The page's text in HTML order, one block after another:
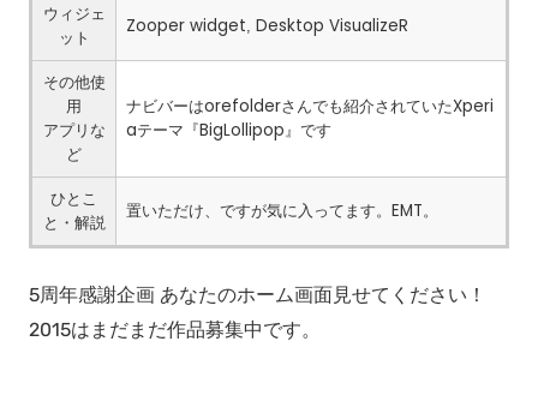
ウィジェ
ット
Zooper widget, Desktop VisualizeR
その他使
用
アプリな
ど
ナビバーはorefolderさんでも紹介されていたXperi
aテーマ『BigLollipop』です
ひとこ
と・解説
置いただけ、ですが気に入ってます。EMT。
5周年感謝企画 あなたのホーム画面見せてください！
2015はまだまだ作品募集中です。